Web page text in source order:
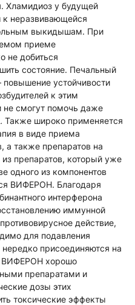
Хламидиоз у будущей
неразвивающейся
выкидышам. При
приеме
не добиться
состояние. Печальный
повышение устойчивости
к этим
не смогут помочь даже
Также широко применяется
в виде приема
а также препаратов на
препаратов, который уже
одного из компонентов
ВИФЕРОН. Благодаря
интерферона
иммунной
действие,
для подавления
присоединяются на
ВИФЕРОН хорошо
препаратами и
дозы этих
токсические эффекты